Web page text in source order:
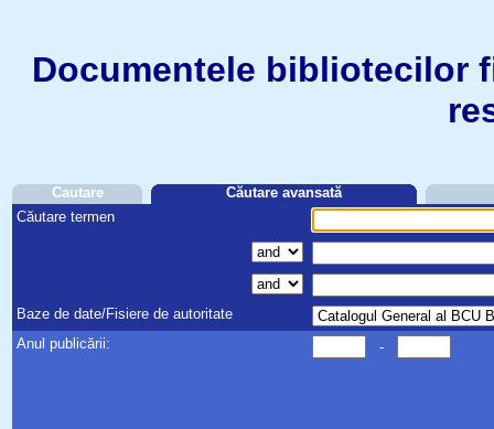
Documentele bibliotecilor
Cautare
Căutare avansată
Căutare termen
Baze de date/Fisiere de autoritate
Anul publicării:
-